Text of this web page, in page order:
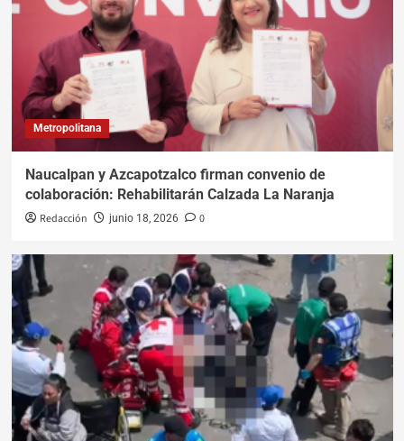
Metropolitana
Naucalpan y Azcapotzalco firman convenio de
colaboración: Rehabilitarán Calzada La Naranja
Redacción junio 18, 2026 0